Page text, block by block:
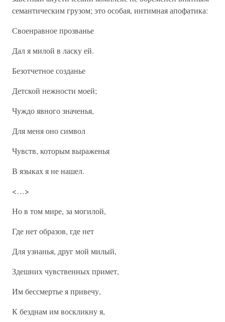
семантическим грузом; это особая, интимная апофатика:
Своенравное прозванье
Дал я милой в ласку ей.
Безотчетное созданье
Детской нежности моей;
Чуждо явного значенья,
Для меня оно символ
Чувств, которым выраженья
В языках я не нашел.
<…>
Но в том мире, за могилой,
Где нет образов, где нет
Для узнанья, друг мой милый,
Здешних чувственных примет,
Им бессмертье я привечу,
К безднам им воскликну я,